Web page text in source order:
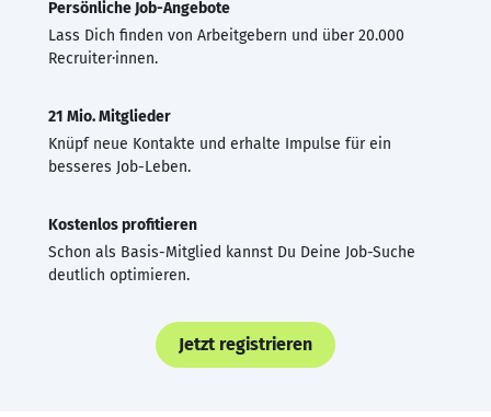
Persönliche Job-Angebote
Lass Dich finden von Arbeitgebern und über 20.000
Recruiter·innen.
21 Mio. Mitglieder
Knüpf neue Kontakte und erhalte Impulse für ein
besseres Job-Leben.
Kostenlos profitieren
Schon als Basis-Mitglied kannst Du Deine Job-Suche
deutlich optimieren.
Jetzt registrieren